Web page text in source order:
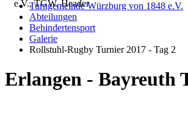
Turngemeinde Würzburg von 1848 e.V.
Abteilungen
Behindertensport
Galerie
Rollstuhl-Rugby Turnier 2017 - Tag 2
Erlangen - Bayreuth